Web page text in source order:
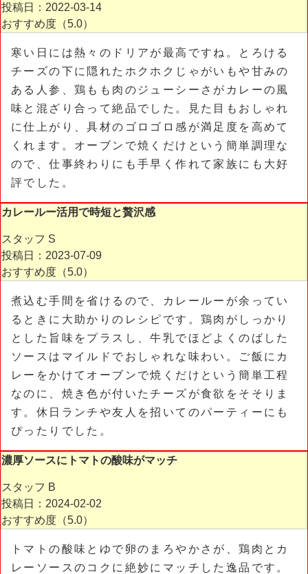
投稿日：2022-03-14
おすすめ度（5.0）
寒い日には熱々のドリアが最高ですね。とろける
チーズの下に隠れたホクホクじゃがいもや甘みの
ある人参、鶏もも肉のジューシーさがカレーの風
味と混ざり合って絶品でした。見た目もおしゃれ
に仕上がり、具材のゴロゴロ感が満足度を高めて
くれます。オーブンで焼くだけという簡単調理な
ので、仕事終わりにも手早く作れて家族にも大好
評でした。
カレールー活用で時短と贅沢感
スタッフ S
投稿日：2023-07-09
おすすめ度（5.0）
煮込む手間を省けるので、カレールーが余ってい
るときに大助かりのレシピです。鶏肉がしっかり
とした旨味をプラスし、牛乳でほどよくのばした
ソースはマイルドでおしゃれな味わい。ご飯にカ
レーをかけてオーブンで焼くだけという簡単工程
なのに、焼き色が付いたチーズが食欲をそそりま
す。休日ランチや友人を招いてのパーティーにも
ぴったりでした。
濃厚ソースにトマトの酸味がマッチ
スタッフ B
投稿日：2024-02-02
おすすめ度（5.0）
トマトの酸味とゆで卵のまろやかさが、鶏肉とカ
レーソースのコクに絶妙にマッチした逸品です。